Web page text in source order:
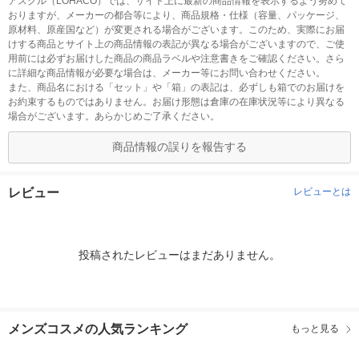
おりますが、メーカーの都合等により、商品規格・仕様（容量、パッケージ、
原材料、原産国など）が変更される場合がございます。このため、実際にお届
けする商品とサイト上の商品情報の表記が異なる場合がございますので、ご使
用前には必ずお届けした商品の商品ラベルや注意書きをご確認ください。さら
に詳細な商品情報が必要な場合は、メーカー等にお問い合わせください。
また、商品名における「セット」や「箱」の表記は、必ずしも箱でのお届けを
お約束するものではありません。お届け形態は倉庫の在庫状況等により異なる
場合がございます。あらかじめご了承ください。
商品情報の誤りを報告する
レビュー レビューとは
投稿されたレビューはまだありません。
メンズコスメの人気ランキング もっと見る